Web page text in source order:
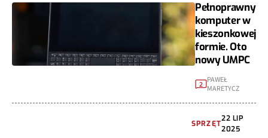
Pełnoprawny
komputer w
kieszonkowej
formie. Oto
nowy UMPC
2
PAWEŁ
MARETYCZ
SPRZĘT
22 LIP
2025